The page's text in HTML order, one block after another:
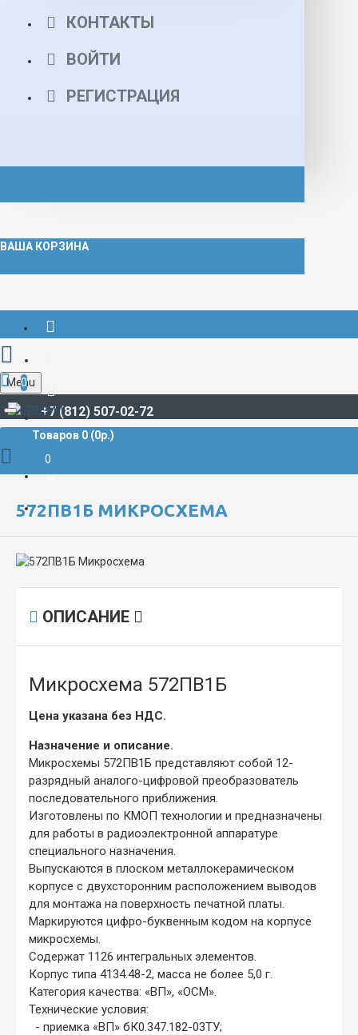
КОНТАКТЫ
ВОЙТИ
РЕГИСТРАЦИЯ
ВАША КОРЗИНА
+7 (812) 507-02-72
Menu
0
Товаров 0 (0р.)
0
РАДИОДЕТАЛИ И РАДИОЭЛЕКТРОННЫЕ КОМПОНЕНТЫ
572ПВ1Б МИКРОСХЕМА
ОПИСАНИЕ
Микросхема 572ПВ1Б
Цена указана без НДС.
Назначение и описание.
Микросхемы 572ПВ1Б представляют собой 12-
разрядный аналого-цифровой преобразователь
последовательного приближения.
Изготовлены по КМОП технологии и предназначены
для работы в радиоэлектронной аппаратуре
специального назначения.
Выпускаются в плоском металлокерамическом
корпусе с двухсторонним расположением выводов
для монтажа на поверхность печатной платы.
Маркируются цифро-буквенным кодом на корпусе
микросхемы.
Содержат 1126 интегральных элементов.
Корпус типа 4134.48-2, масса не более 5,0 г.
Категория качества: «ВП», «ОСМ».
Технические условия:
- приемка «ВП» бК0.347.182-03ТУ;